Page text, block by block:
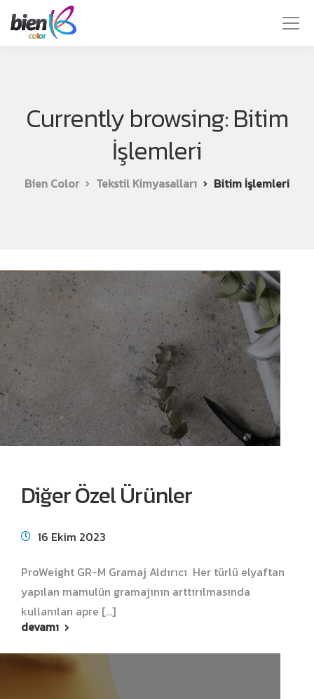
Currently browsing: Bitim
İşlemleri
Bien Color Tekstil Kimyasalları Bitim İşlemleri
Diğer Özel Ürünler
16 Ekim 2023
ProWeight GR-M Gramaj Aldırıcı Her türlü elyaftan
yapılan mamulün gramajının arttırılmasında
kullanılan apre [...]
devamı